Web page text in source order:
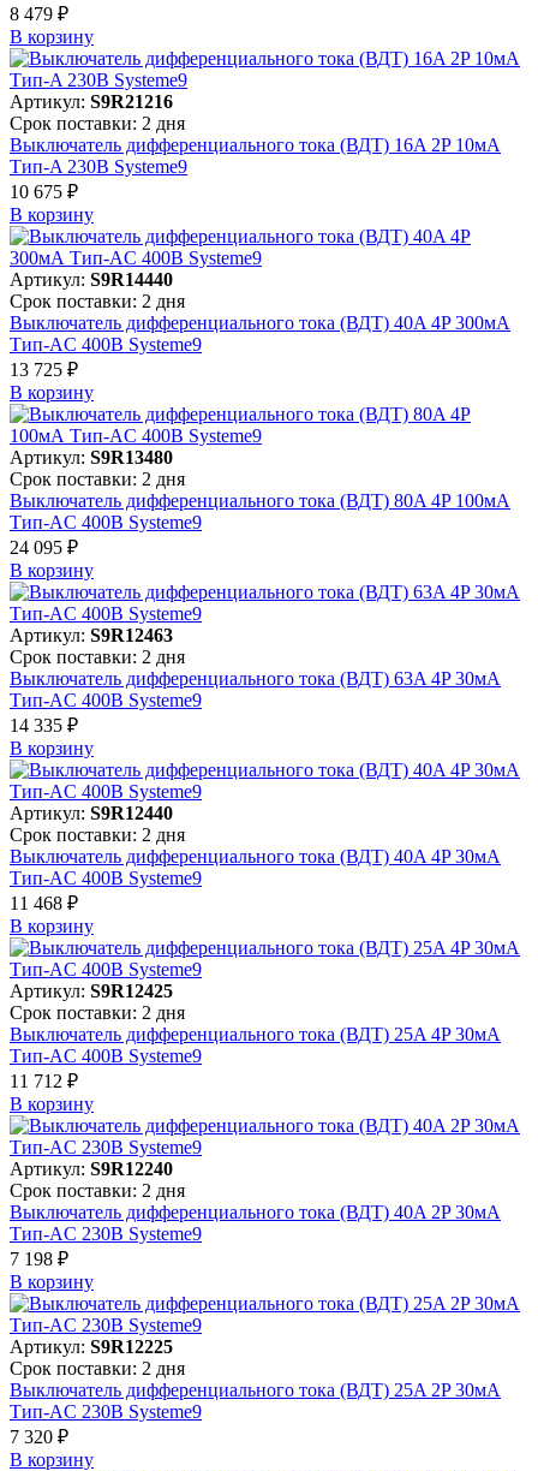
8 479 ₽
В корзинy
Артикул: S9R21216
Срок поставки: 2 дня
Выключатель дифференциального тока (ВДТ) 16A 2P 10мА
Тип-A 230В Systeme9
10 675 ₽
В корзинy
Артикул: S9R14440
Срок поставки: 2 дня
Выключатель дифференциального тока (ВДТ) 40A 4P 300мА
Тип-AC 400В Systeme9
13 725 ₽
В корзинy
Артикул: S9R13480
Срок поставки: 2 дня
Выключатель дифференциального тока (ВДТ) 80A 4P 100мА
Тип-AC 400В Systeme9
24 095 ₽
В корзинy
Артикул: S9R12463
Срок поставки: 2 дня
Выключатель дифференциального тока (ВДТ) 63A 4P 30мА
Тип-AC 400В Systeme9
14 335 ₽
В корзинy
Артикул: S9R12440
Срок поставки: 2 дня
Выключатель дифференциального тока (ВДТ) 40A 4P 30мА
Тип-AC 400В Systeme9
11 468 ₽
В корзинy
Артикул: S9R12425
Срок поставки: 2 дня
Выключатель дифференциального тока (ВДТ) 25A 4P 30мА
Тип-AC 400В Systeme9
11 712 ₽
В корзинy
Артикул: S9R12240
Срок поставки: 2 дня
Выключатель дифференциального тока (ВДТ) 40A 2P 30мА
Тип-AC 230В Systeme9
7 198 ₽
В корзинy
Артикул: S9R12225
Срок поставки: 2 дня
Выключатель дифференциального тока (ВДТ) 25A 2P 30мА
Тип-AC 230В Systeme9
7 320 ₽
В корзинy